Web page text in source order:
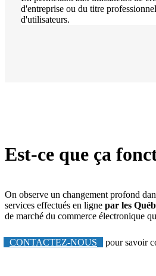
d'entreprise ou du titre
d'utilisateurs.
Est-ce que ça
On observe un changement profond
services effectués en ligne par les
de marché du commerce électronique
CONTACTEZ-NOUS pour savoir